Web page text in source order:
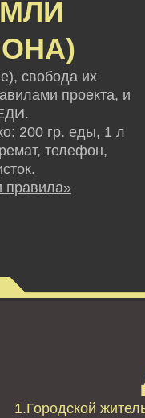
свобода их
проекта, и
200 гр. еды, 1 л
телефон,
правила»
1.Городской